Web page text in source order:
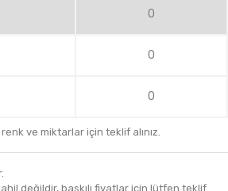
0
0
0
ve miktarlar için teklif alınız.
değildir, baskılı fiyatlar için lütfen teklif